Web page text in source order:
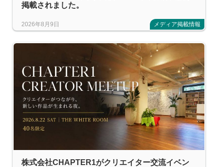
掲載されました。
2026年8月9日 メディア掲載情報
株式会社CHAPTER1がクリエイター交流イベン